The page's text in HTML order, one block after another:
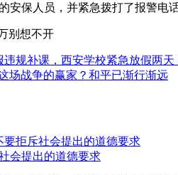
安保人员，并紧急拨打了报警电话
别想不开
规补课，西安学校紧急放假两天
场战争的赢家？和平已渐行渐远
会提出的道德要求